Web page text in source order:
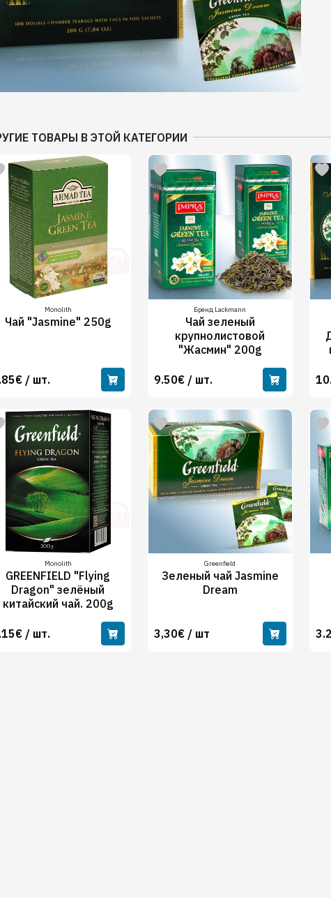
ТОВАРЫ В ЭТОЙ КАТЕГОРИИ
Monolith
Чай "Jasmine" 250g
/ шт.
Бренд Lackmann
Чай зеленый
крупнолистовой
"Жасмин" 200g
9.50€ / шт.
Monolith
GREENFIELD "Flying
Dragon" зелёный
китайский чай. 200g
/ шт.
Greenfield
Зеленый чай Jasmine
Dream
3,30€ / шт